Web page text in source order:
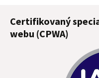
Certifikovaný
webu (CPWA)